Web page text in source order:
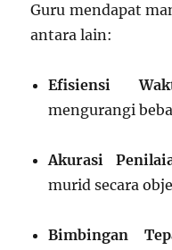
Guru mendapat
antara lain:
Efisiensi
mengurangi
Akurasi
murid secara
Bimbingan